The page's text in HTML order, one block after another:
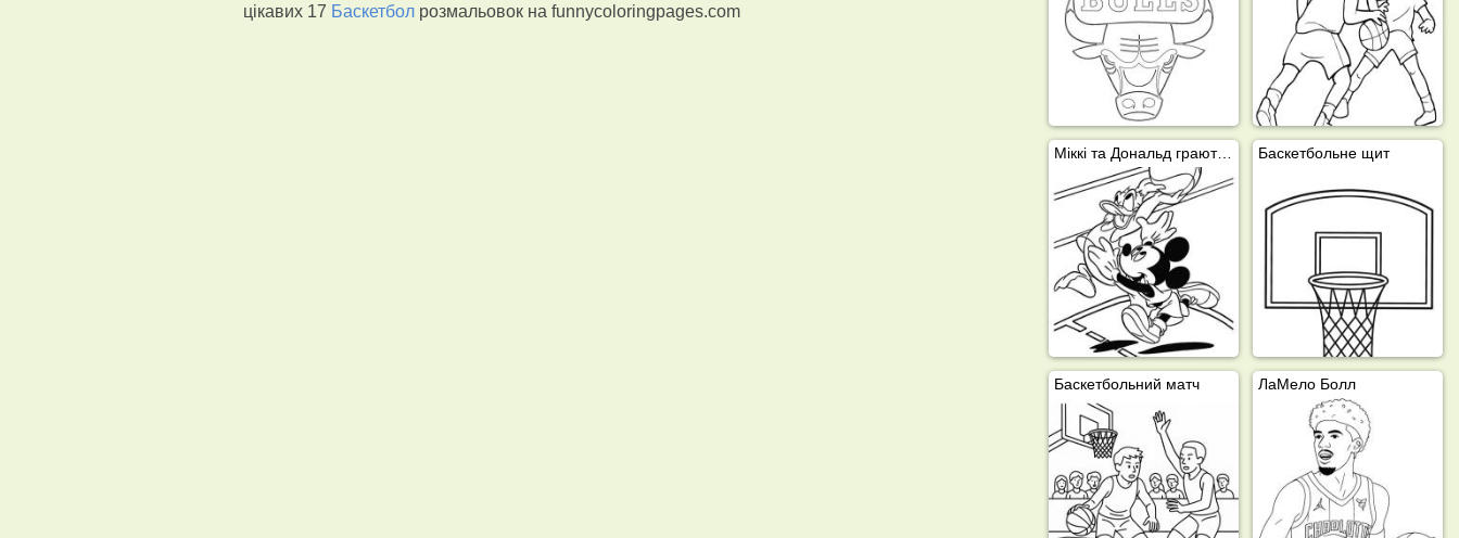
цікавих 17 Баскетбол розмальовок на funnycoloringpages.com
Міккі та Дональд грають у баскетбол Баскетбольне щит
Баскетбольний матч ЛаМело Болл